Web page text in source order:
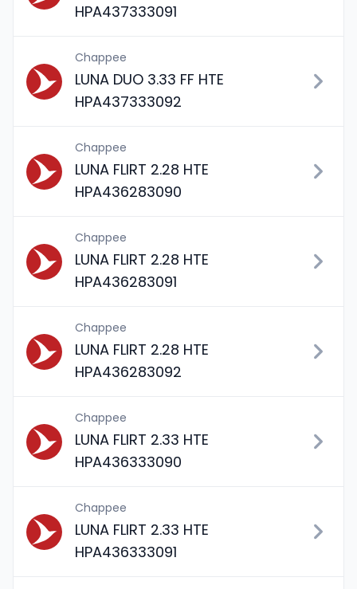
HPA437333091
Chappee
LUNA DUO 3.33 FF HTE
HPA437333092
Chappee
LUNA FLIRT 2.28 HTE
HPA436283090
Chappee
LUNA FLIRT 2.28 HTE
HPA436283091
Chappee
LUNA FLIRT 2.28 HTE
HPA436283092
Chappee
LUNA FLIRT 2.33 HTE
HPA436333090
Chappee
LUNA FLIRT 2.33 HTE
HPA436333091